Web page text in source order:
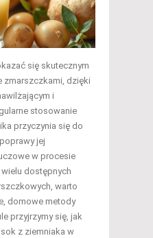
się skutecznym
zmarszczkami, dzięki
i
stosowanie
przyczynia się do
jej
w procesie
dostępnych
warto
domowe metody
przyjrzymy się, jak
z ziemniaka w